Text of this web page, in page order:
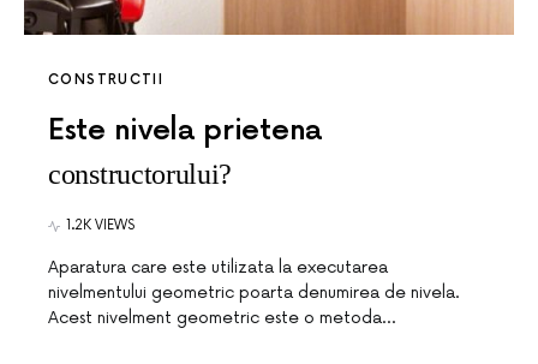
CONSTRUCTII
Este nivela prietena
constructorului?
1.2K VIEWS
Aparatura care este utilizata la executarea
nivelmentului geometric poarta denumirea de nivela.
Acest nivelment geometric este o metoda…